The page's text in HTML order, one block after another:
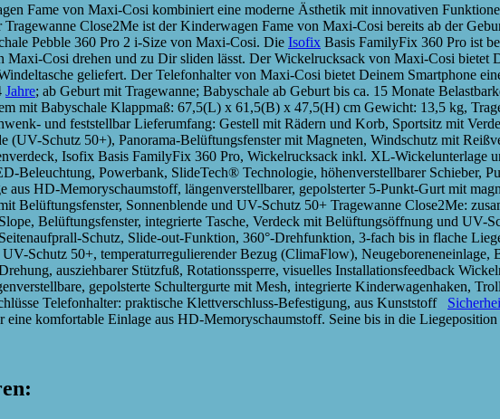
Fame von Maxi-Cosi kombiniert eine moderne Ästhetik mit innovativen
Close2Me ist der Kinderwagen Fame von Maxi-Cosi bereits ab der
Pebble 360 Pro 2 i-Size von Maxi-Cosi. Die Isofix Basis FamilyFix 360 Pro ist
Cosi drehen und zu Dir sliden lässt. Der Wickelrucksack von Maxi-Cosi
geliefert. Der Telefonhalter von Maxi-Cosi bietet Deinem Smartphone
Jahre; ab Geburt mit Tragewanne; Babyschale ab Geburt bis ca. 15 Monate
mit Babyschale Klappmaß: 67,5(L) x 61,5(B) x 47,5(H) cm Gewicht: 13,5 kg,
und feststellbar Lieferumfang: Gestell mit Rädern und Korb, Sportsitz mit
(UV-Schutz 50+), Panorama-Belüftungsfenster mit Magneten, Windschutz mit
Isofix Basis FamilyFix 360 Pro, Wickelrucksack inkl. XL-Wickelunterlage
Beleuchtung, Powerbank, SlideTech® Technologie, höhenverstellbarer Schieber,
aus HD-Memoryschaumstoff, längenverstellbarer, gepolsterter 5-Punkt-Gurt mit
Belüftungsfenster, Sonnenblende und UV-Schutz 50+ Tragewanne Close2Me:
Belüftungsfenster, integrierte Tasche, Verdeck mit Belüftungsöffnung und
Schutz, Slide-out-Funktion, 360°-Drehfunktion, 3-fach bis in flache
Schutz 50+, temperaturregulierender Bezug (ClimaFlow),
ausziehbarer Stützfuß, Rotationssperre, visuelles Installationsfeedback
gepolsterte Schultergurte mit Mesh, integrierte Kinderwagenhaken,
Telefonhalter: praktische Klettverschluss-Befestigung, aus Kunststoff
eine komfortable Einlage aus HD-Memoryschaumstoff. Seine bis in die